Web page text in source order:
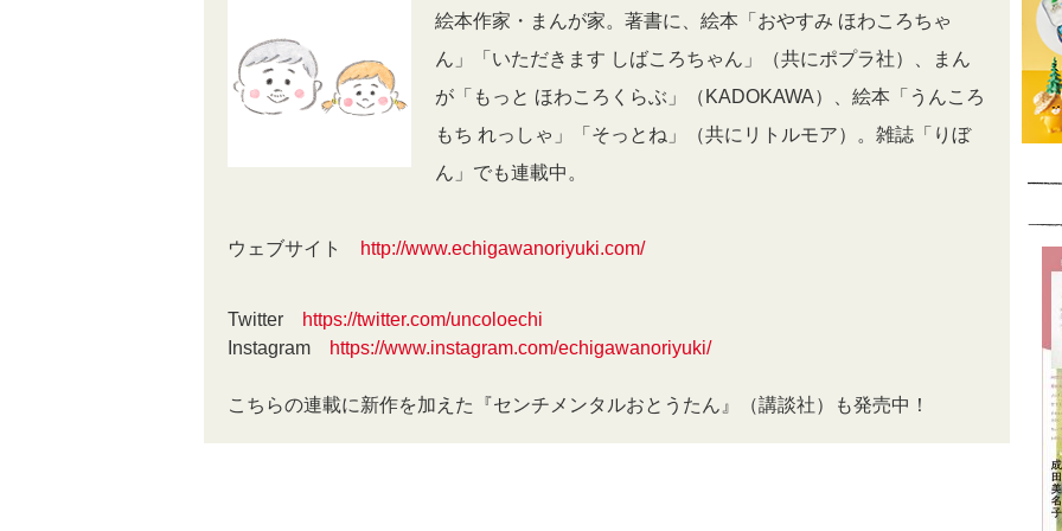
絵本作家・まんが家。著書に、絵本「おやすみ ほわころちゃ
ん」「いただきます しばころちゃん」（共にポプラ社）、まん
が「もっと ほわころくらぶ」（KADOKAWA）、絵本「うんころ
もち れっしゃ」「そっとね」（共にリトルモア）。雑誌「りぼ
ん」でも連載中。
ウェブサイト http://www.echigawanoriyuki.com/
Twitter
https://twitter.com/uncoloechi
Instagram
https://www.instagram.com/echigawanoriyuki/
こちらの連載に新作を加えた『センチメンタルおとうたん』（講談社）も発売中！